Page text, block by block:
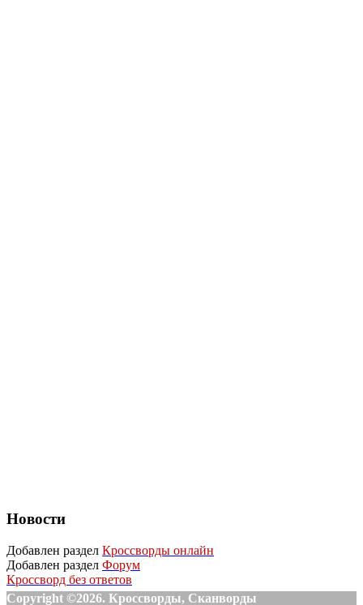
Новости
Добавлен раздел Кроссворды онлайн
Добавлен раздел Форум
Кроссворд без ответов
Copyright ©2026. Кроссворды, Сканворды